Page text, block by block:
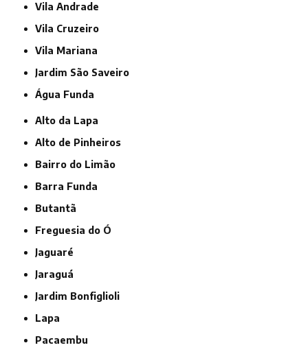
Vila Andrade
Vila Cruzeiro
Vila Mariana
jardim São Saveiro
Água Funda
Alto da Lapa
Alto de Pinheiros
Bairro do Limão
Barra Funda
Butantã
Freguesia do Ó
Jaguaré
Jaraguá
Jardim Bonfiglioli
Lapa
Pacaembu